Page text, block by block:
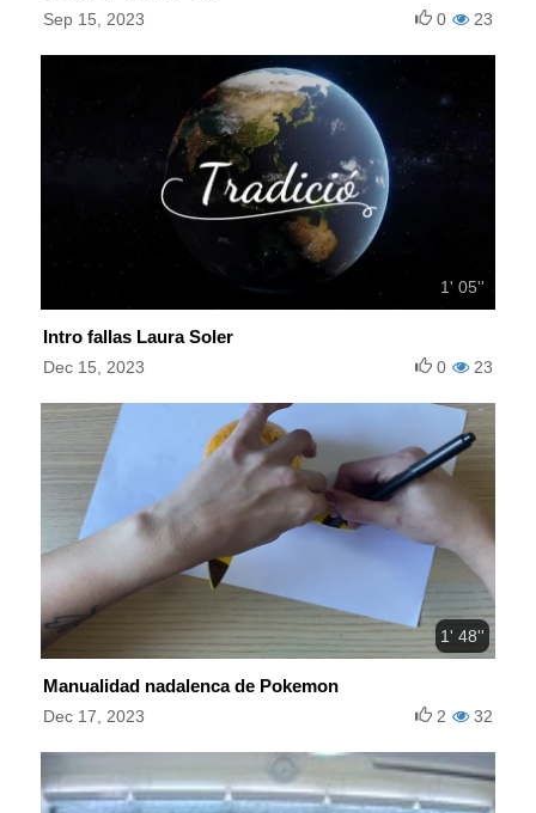
Sep 15, 2023 23
0
1' 05''
Intro fallas Laura Soler
Dec 15, 2023 23
0
1' 48''
Manualidad nadalenca de Pokemon
Dec 17, 2023 32
2